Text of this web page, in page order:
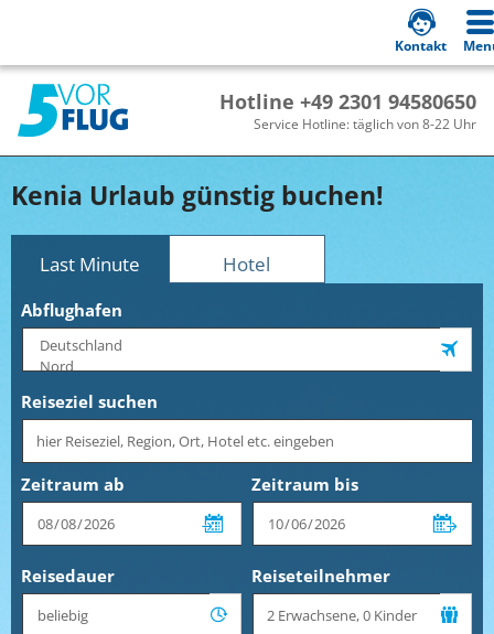
Hotline +49 2301 94580650
Service Hotline: täglich von 8-22 Uhr
Kontakt
Kenia Urlaub günstig buchen!
Last Minute Hotel
Abflughafen
Reiseziel suchen
Zeitraum ab Zeitraum bis
Reisedauer Reiseteilnehmer